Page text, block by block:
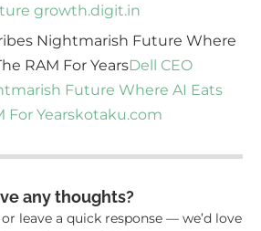
growth.digit.in
Nightmarish Future Where
RAM For YearsDell CEO
Future Where AI Eats
For Yearskotaku.com
any thoughts?
leave a quick response — we’d love